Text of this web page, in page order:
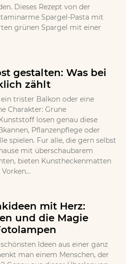
Dieses Rezept von der
Spargel-Pasta mit
grünen Spargel mit einer
gestalten: Was bei
zählt
trister Balkon oder eine
Charakter: Grune
losen genau diese
Pflanzenpflege oder
spielen. Fur alle, die gern selbst
mit überschaubarem
bieten Kunstheckenmatten
mit Herz:
und die Magie
Ideen aus einer ganz
man einem Menschen, der